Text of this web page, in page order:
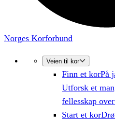
Norges Korforbund
Veien til kor
Finn et korPå
Utforsk et
fellesskap
Start et kor